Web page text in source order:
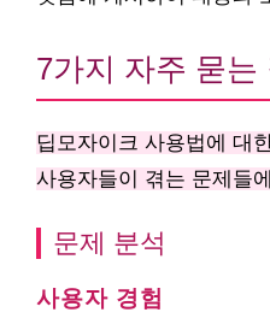
7가지 자주 묻는
딥모자이크 사용법에 대
사용자들이 겪는 문제들
문제 분석
사용자 경험